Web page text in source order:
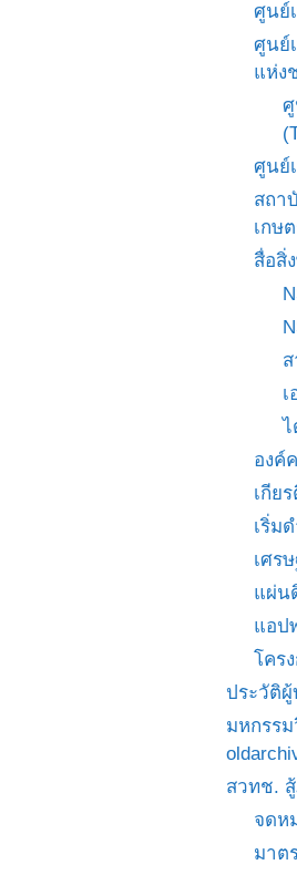
ศูนย์
ศูนย์
แห่ง
ศู
ศูนย์
สถา
เกษ
สื่อสิ่
ไ
องค์
เกีย
เริ่ม
เศร
แผ่น
แอป
โคร
ประวัติผู้
มหกรร
สวทช.
จดห
มาต